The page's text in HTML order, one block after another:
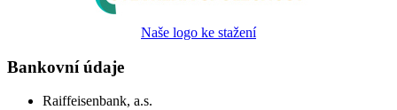
Naše logo ke stažení
Bankovní údaje
Raiffeisenbank, a.s.